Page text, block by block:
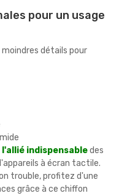
pour un usage
moindres détails pour
l'allié indispensabledes
à écran tactile.
trouble, profitez d'une
grâce à ce chiffon